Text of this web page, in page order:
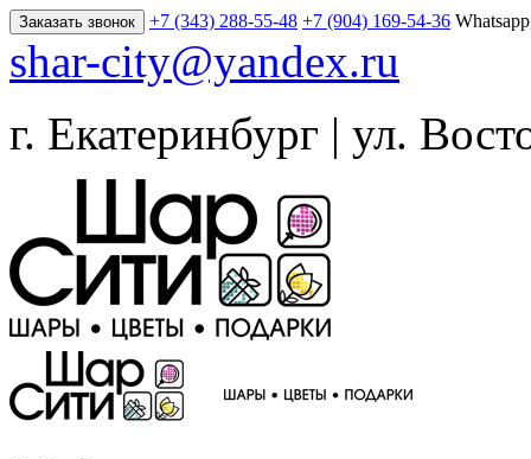
Заказать звонок +7 (343) 288-55-48 +7 (904) 169-54-36
shar-city@yandex.ru
г. Екатеринбург | ул.